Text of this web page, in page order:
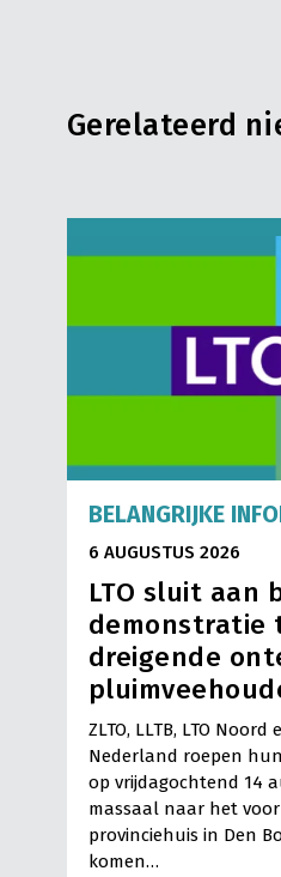
Gerelateerd
BELANGRIJKE
6 AUGUSTUS 2026
LTO sluit aan
demonstratie
dreigende
ZLTO, LLTB, LTO Noord
Nederland roepen
op vrijdagochtend 14
massaal naar het
provinciehuis in Den
komen…